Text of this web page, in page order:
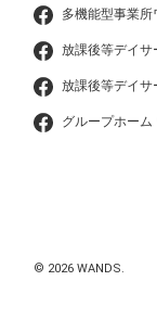
多機能型事業
放課後等デイサ
放課後等デイサ
グループホーム
© 2026 WANDS.